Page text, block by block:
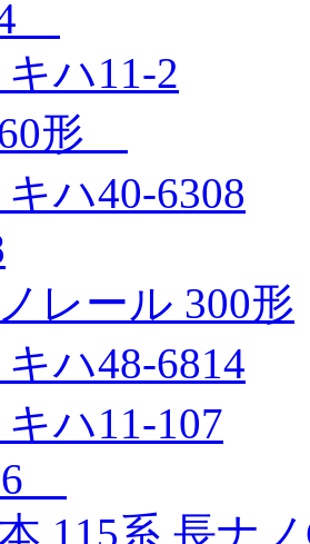
ハ11-2
形
ハ40-6308
レール 300形
ハ48-6814
ハ11-107
115系 長ナ